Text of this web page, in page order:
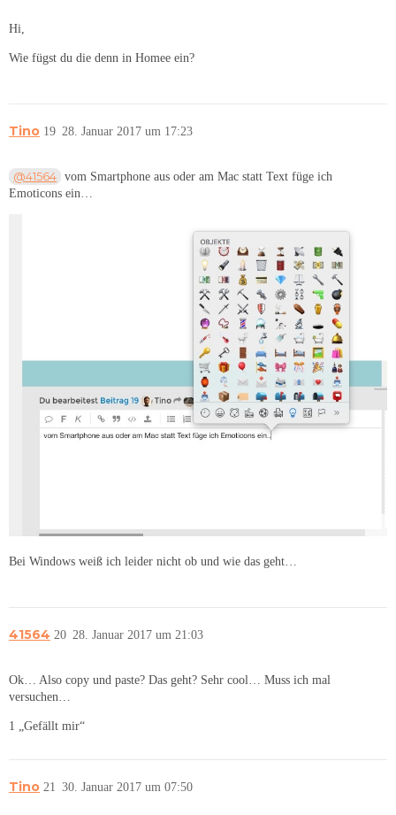
Hi,
Wie fügst du die denn in Homee ein?
Tino 28. Januar 2017 um 17:23
19
@41564 vom Smartphone aus oder am Mac statt Text füge ich
Emoticons ein…
Bei Windows weiß ich leider nicht ob und wie das geht…
41564 28. Januar 2017 um 21:03
20
Ok… Also copy und paste? Das geht? Sehr cool… Muss ich mal
versuchen…
1 „Gefällt mir“
Tino 30. Januar 2017 um 07:50
21